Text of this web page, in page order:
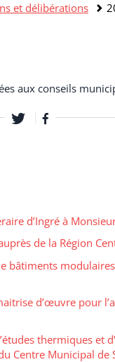
et délibérations
aux conseils
d’Ingré à
de la Région
d’œuvre pour
thermiques et
Centre Municipal de